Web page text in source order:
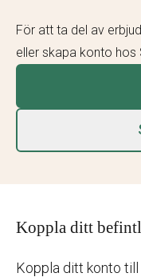
För att ta del av
eller skapa konto
Koppla ditt
Koppla ditt konto